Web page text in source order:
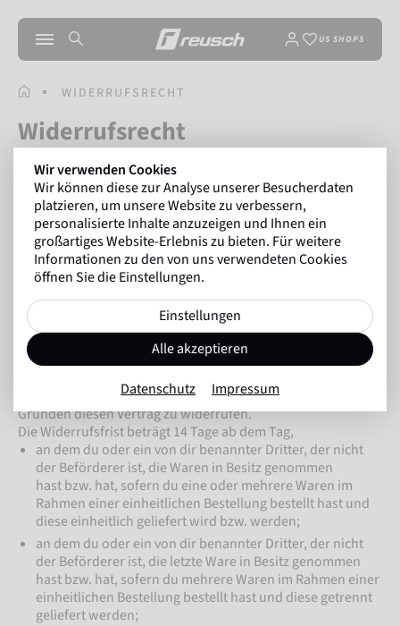
US SHOPS
WIDERRUFSRECHT
Widerrufsrecht
Das folgende Widerrufsrecht besteht nur bei
außerhalb von Geschäftsräumen geschlossenen
Verträgen und bei Fernabsatzverträgen: Verbraucher
ist dabei jede natürliche Person, die ein
Rechtsgeschäft zu Zwecken abschließt, die
überwiegend weder ihrer gewerblichen noch ihrer
selbstständigen beruflichen Tätigkeit zugerechnet
werden können.
Widerrufsbelehrung
Du hast das Recht, binnen 14 Tagen ohne Angabe von
Gründen diesen Vertrag zu widerrufen.
Die Widerrufsfrist beträgt 14 Tage ab dem Tag,
an dem du oder ein von dir benannter Dritter, der nicht
der Beförderer ist, die Waren in Besitz genommen
hast bzw. hat, sofern du eine oder mehrere Waren im
Rahmen einer einheitlichen Bestellung bestellt hast und
diese einheitlich geliefert wird bzw. werden;
an dem du oder ein von dir benannter Dritter, der nicht
der Beförderer ist, die letzte Ware in Besitz genommen
hast bzw. hat, sofern du mehrere Waren im Rahmen einer
einheitlichen Bestellung bestellt hast und diese getrennt
geliefert werden;
Wir verwenden Cookies
Wir können diese zur Analyse unserer Besucherdaten
platzieren, um unsere Website zu verbessern,
personalisierte Inhalte anzuzeigen und Ihnen ein
großartiges Website-Erlebnis zu bieten. Für weitere
Informationen zu den von uns verwendeten Cookies
öffnen Sie die Einstellungen.
Einstellungen
Alle akzeptieren
Datenschutz Impressum